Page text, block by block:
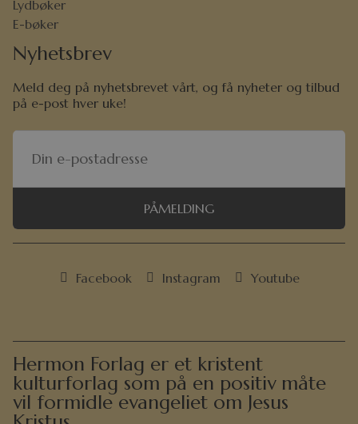
Lydbøker
E-bøker
Nyhetsbrev
Meld deg på nyhetsbrevet vårt, og få nyheter og tilbud
på e-post hver uke!
PÅMELDING
Facebook Instagram Youtube
Hermon Forlag er et kristent
kulturforlag som på en positiv måte
vil formidle evangeliet om Jesus